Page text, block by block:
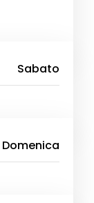
Sabato
Domenica